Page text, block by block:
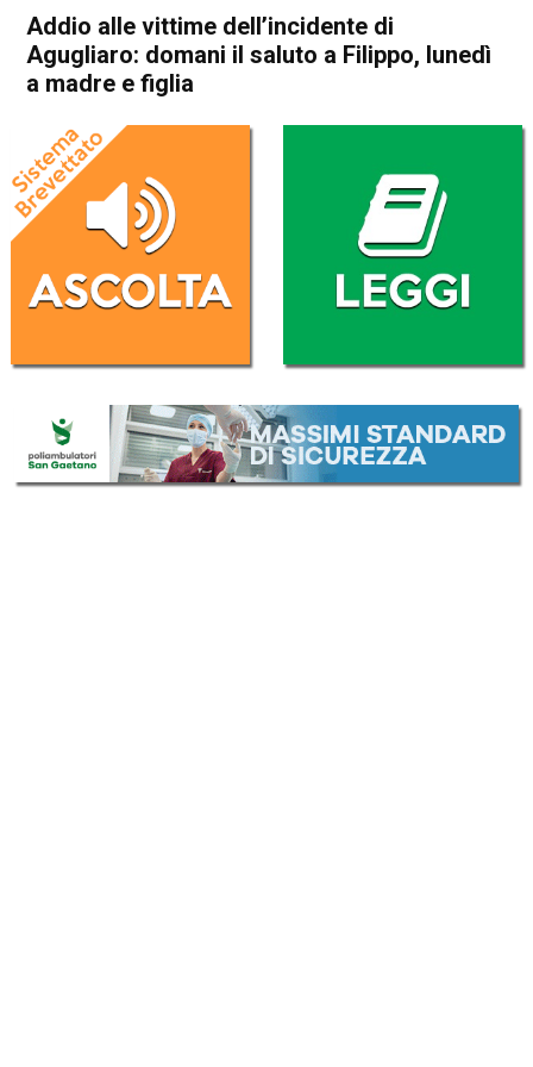
Addio alle vittime dell’incidente di
Agugliaro: domani il saluto a Filippo, lunedì
a madre e figlia
Home Noventa Vicentina
Noventa Vicentina Agugliaro Cronaca In Evidenza
Nanto Orgiano
Addio alle vittime
dell’incidente di Agugliaro:
domani il saluto a Filippo,
lunedì a madre e figlia
Da Omar Dal Maso
1 Aprile 2022
(aggiornato il1 Aprile 2022 22:29)